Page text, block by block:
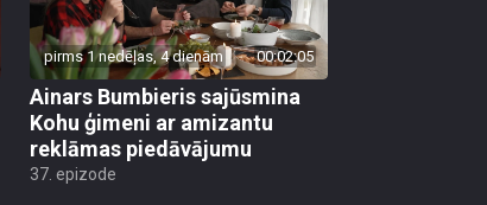
pirms 1 nedēļas, 4 dienām 00:02:05
Ainars Bumbieris sajūsmina
Kohu ģimeni ar amizantu
reklāmas piedāvājumu
37. epizode